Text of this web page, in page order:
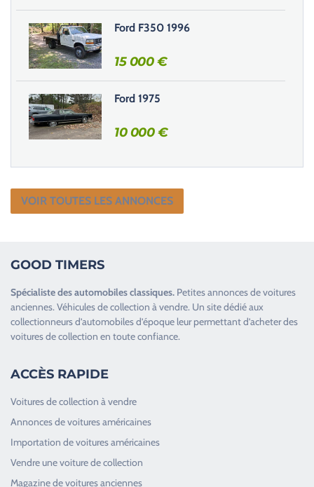
d
e
.
Ford F350 1996
15 000€
Ford 1975
10 000€
VOIR TOUTES LES ANNONCES
GOOD TIMERS
Spécialiste desautomobiles classiques. Petites annonces devoitures
anciennes.Véhicules de collection à vendre. Un site dédié aux
collectionneurs d’automobiles d’époque leur permettant d’acheter des
voitures de collection en toute confiance.
ACCÈS RAPIDE
Voitures de collection à vendre
Annonces de voitures américaines
Importation de voitures américaines
Vendre une voiture de collection
Magazine de voitures anciennes